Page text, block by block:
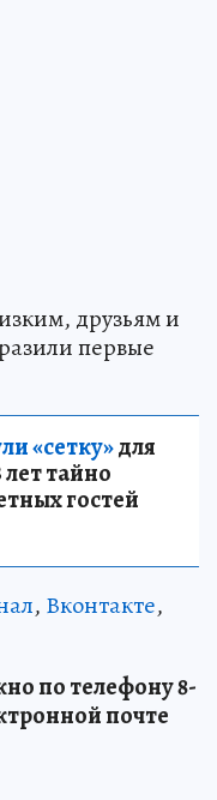
друзьям и
первые
«сетку»для
тайно
гостей
, Вконтакте,
по телефону 8-
почте